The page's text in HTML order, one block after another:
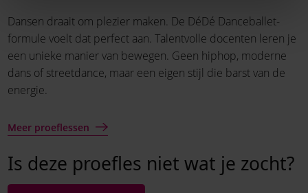
Dansen draait om plezier maken. De DéDé Danceballet-
formule voelt dat perfect aan. Talentvolle docenten leren je
een unieke manier van bewegen. Geen hiphop, moderne
dans of streetdance, maar een eigen stijl die barst van de
energie.
Meer proeflessen
Is deze proefles niet wat je zocht?